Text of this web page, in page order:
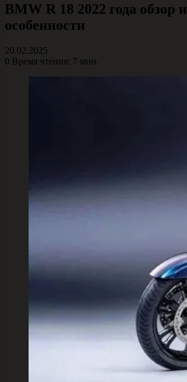
BMW R 18 2022 года обзор и
особенности
20.02.2025
0 Время чтения: 7 мин.